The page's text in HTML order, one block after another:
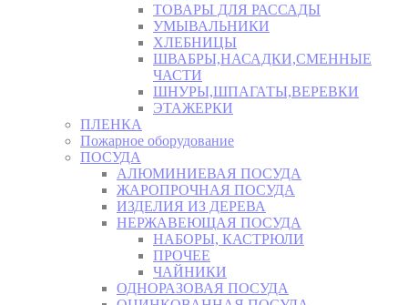
ТОВАРЫ ДЛЯ РАССАДЫ
УМЫВАЛЬНИКИ
ХЛЕБНИЦЫ
ШВАБРЫ,НАСАДКИ,СМЕННЫЕ
ЧАСТИ
ШНУРЫ,ШПАГАТЫ,ВЕРЕВКИ
ЭТАЖЕРКИ
ПЛЕНКА
Пожарное оборудование
ПОСУДА
АЛЮМИНИЕВАЯ ПОСУДА
ЖАРОПРОЧНАЯ ПОСУДА
ИЗДЕЛИЯ ИЗ ДЕРЕВА
НЕРЖАВЕЮЩАЯ ПОСУДА
НАБОРЫ, КАСТРЮЛИ
ПРОЧЕЕ
ЧАЙНИКИ
ОДНОРАЗОВАЯ ПОСУДА